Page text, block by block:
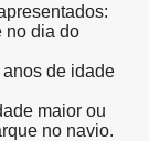
no dia do
de idade
maior ou
no navio.